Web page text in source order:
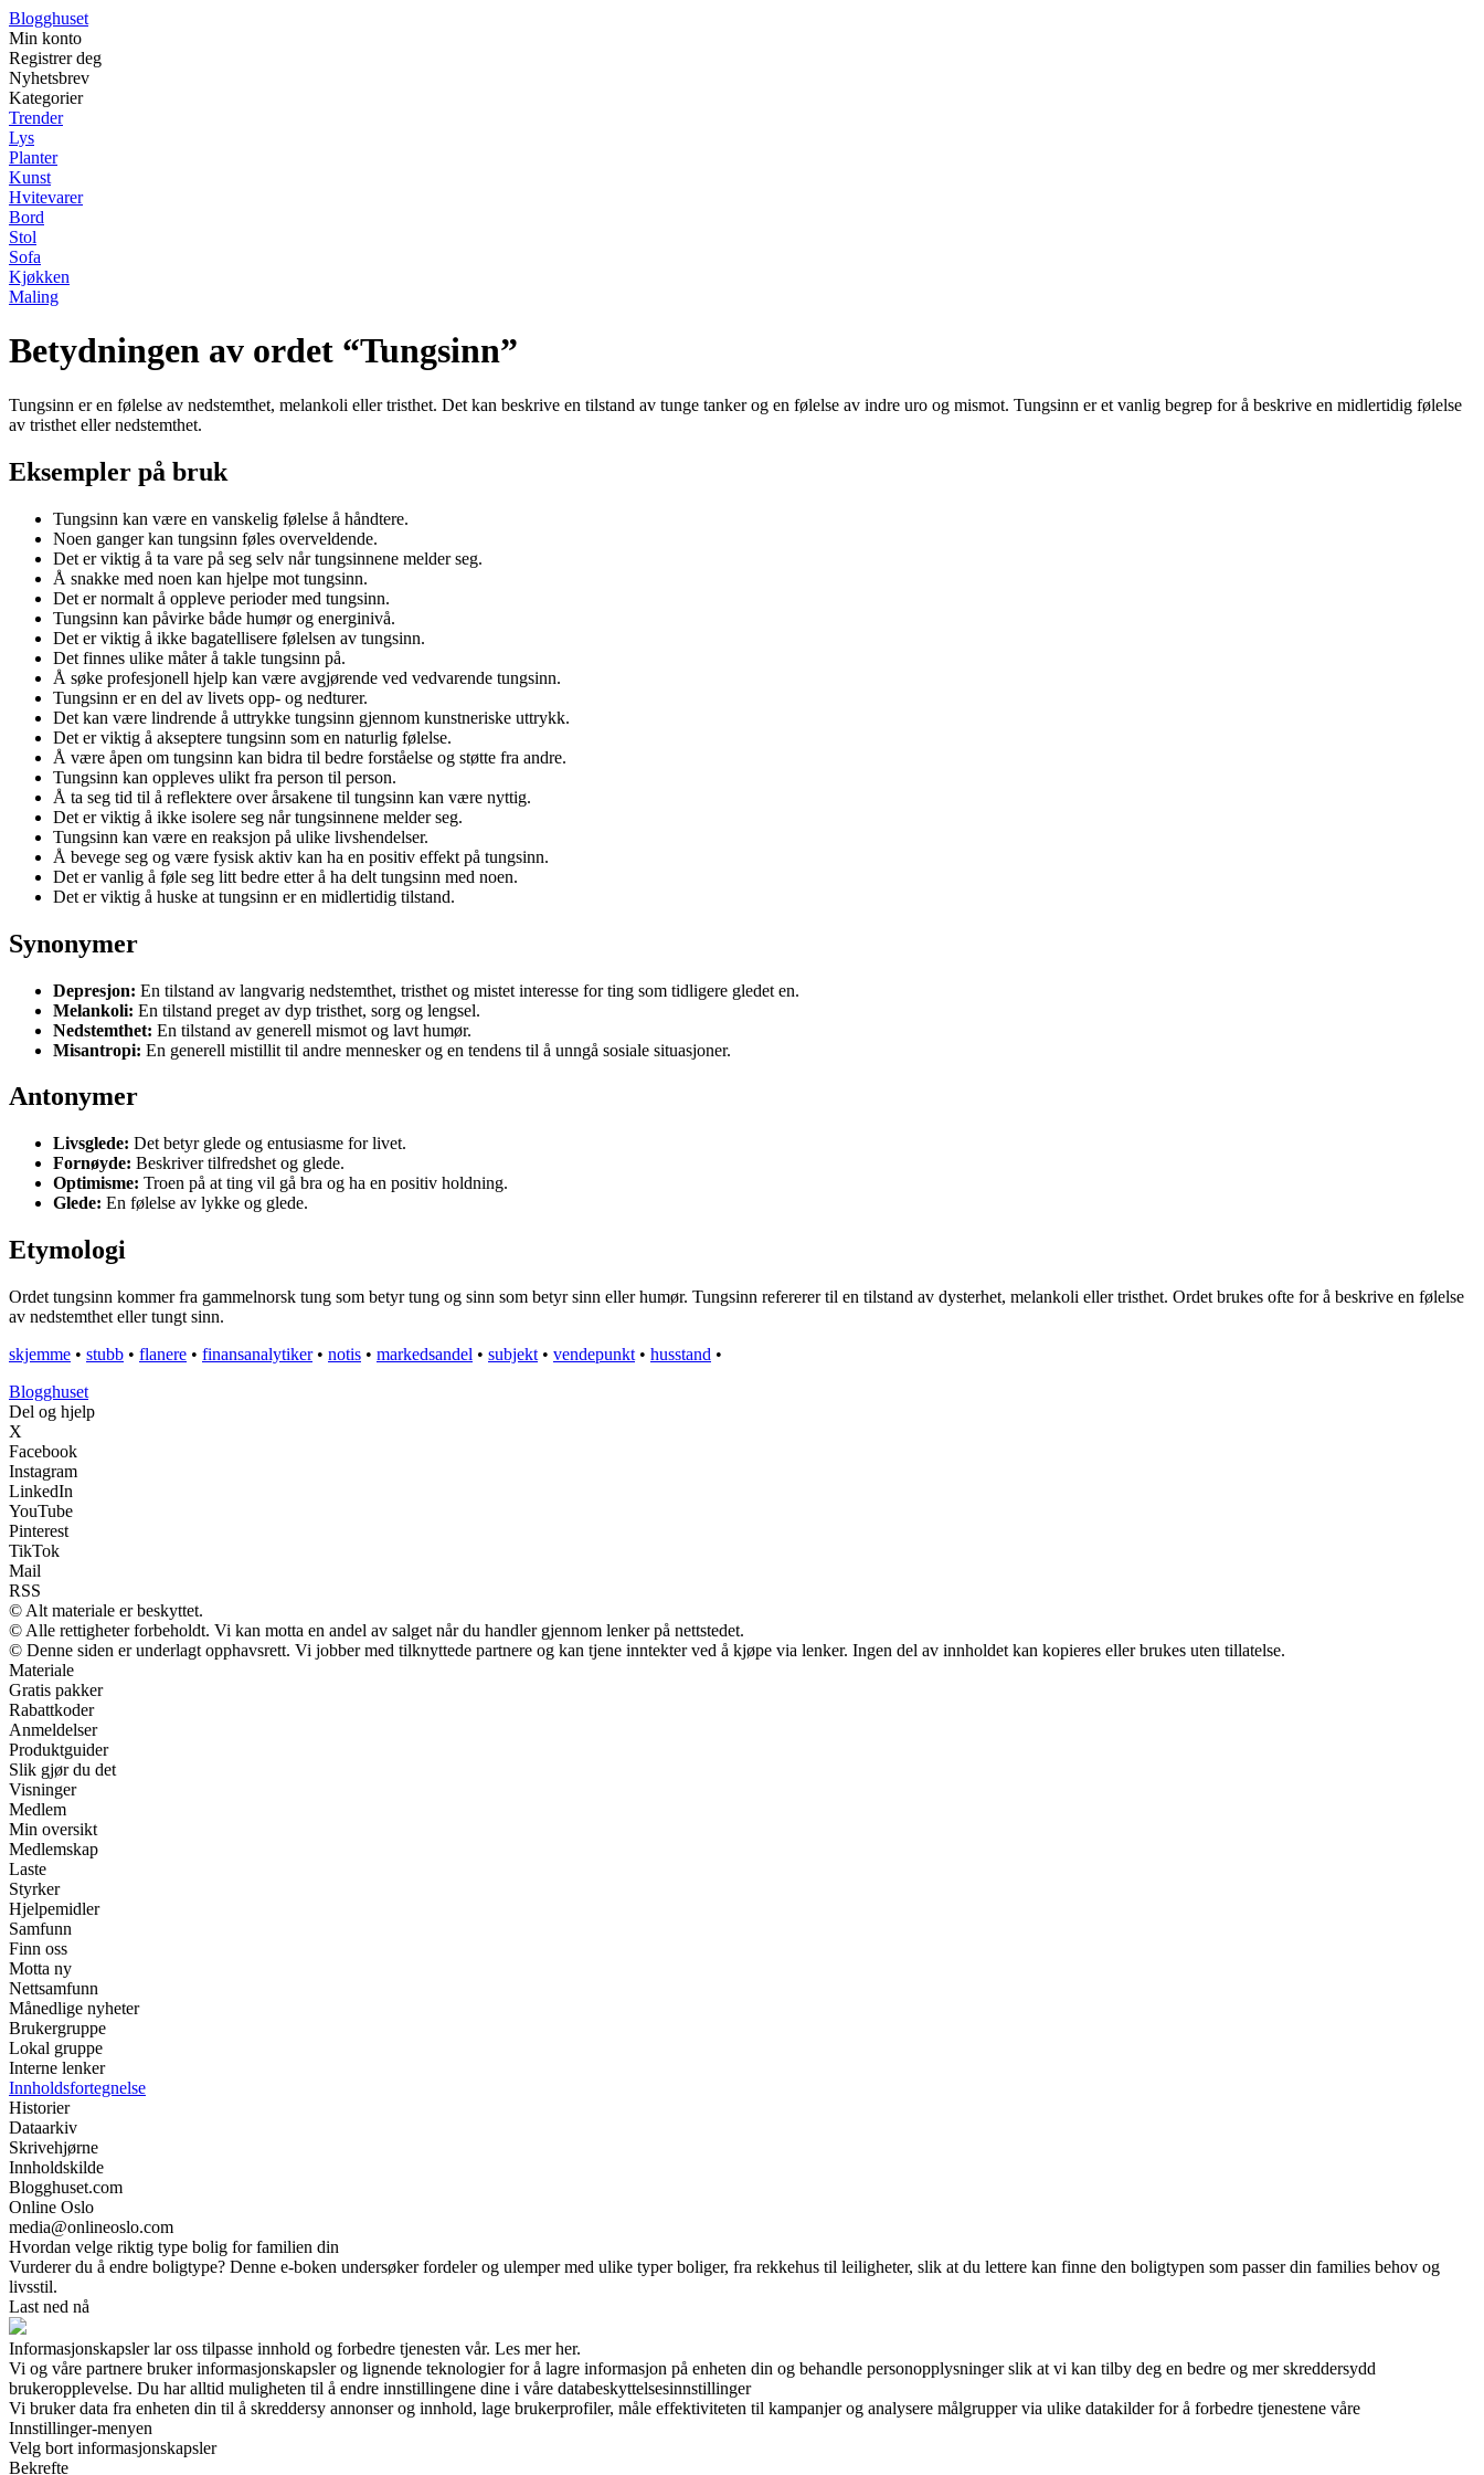
Blogghuset
Min konto
Registrer deg
Nyhetsbrev
Kategorier
Trender
Lys
Planter
Kunst
Hvitevarer
Bord
Stol
Sofa
Kjøkken
Maling
Betydningen av ordet “Tungsinn”
Tungsinn er en følelse av nedstemthet, melankoli eller tristhet. Det kan beskrive en tilstand av tunge tanker og en følelse av indre uro og mismot. Tungsinn er et vanlig begrep for å beskrive en midlertidig følelse
av tristhet eller nedstemthet.
Eksempler på bruk
Tungsinn kan være en vanskelig følelse å håndtere.
Noen ganger kan tungsinn føles overveldende.
Det er viktig å ta vare på seg selv når tungsinnene melder seg.
Å snakke med noen kan hjelpe mot tungsinn.
Det er normalt å oppleve perioder med tungsinn.
Tungsinn kan påvirke både humør og energinivå.
Det er viktig å ikke bagatellisere følelsen av tungsinn.
Det finnes ulike måter å takle tungsinn på.
Å søke profesjonell hjelp kan være avgjørende ved vedvarende tungsinn.
Tungsinn er en del av livets opp- og nedturer.
Det kan være lindrende å uttrykke tungsinn gjennom kunstneriske uttrykk.
Det er viktig å akseptere tungsinn som en naturlig følelse.
Å være åpen om tungsinn kan bidra til bedre forståelse og støtte fra andre.
Tungsinn kan oppleves ulikt fra person til person.
Å ta seg tid til å reflektere over årsakene til tungsinn kan være nyttig.
Det er viktig å ikke isolere seg når tungsinnene melder seg.
Tungsinn kan være en reaksjon på ulike livshendelser.
Å bevege seg og være fysisk aktiv kan ha en positiv effekt på tungsinn.
Det er vanlig å føle seg litt bedre etter å ha delt tungsinn med noen.
Det er viktig å huske at tungsinn er en midlertidig tilstand.
Synonymer
Depresjon: En tilstand av langvarig nedstemthet, tristhet og mistet interesse for ting som tidligere gledet en.
Melankoli: En tilstand preget av dyp tristhet, sorg og lengsel.
Nedstemthet: En tilstand av generell mismot og lavt humør.
Misantropi: En generell mistillit til andre mennesker og en tendens til å unngå sosiale situasjoner.
Antonymer
Livsglede: Det betyr glede og entusiasme for livet.
Fornøyde: Beskriver tilfredshet og glede.
Optimisme: Troen på at ting vil gå bra og ha en positiv holdning.
Glede: En følelse av lykke og glede.
Etymologi
Ordet tungsinn kommer fra gammelnorsk tung som betyr tung og sinn som betyr sinn eller humør. Tungsinn refererer til en tilstand av dysterhet, melankoli eller tristhet. Ordet brukes ofte for å beskrive en følelse
av nedstemthet eller tungt sinn.
skjemme • stubb • flanere • finansanalytiker• notis • markedsandel • subjekt • vendepunkt • husstand •
Blogghuset
Del og hjelp
X
Facebook
Instagram
LinkedIn
YouTube
Pinterest
TikTok
Mail
RSS
© Alt materiale er beskyttet.
© Alle rettigheter forbeholdt. Vi kan motta en andel av salget når du handler gjennom lenker på nettstedet.
© Denne siden er underlagt opphavsrett. Vi jobber med tilknyttede partnere og kan tjene inntekter ved å kjøpe via lenker. Ingen del av innholdet kan kopieres eller brukes uten tillatelse.
Materiale
Gratis pakker
Rabattkoder
Anmeldelser
Produktguider
Slik gjør du det
Visninger
Medlem
Min oversikt
Medlemskap
Laste
Styrker
Hjelpemidler
Samfunn
Finn oss
Motta ny
Nettsamfunn
Månedlige nyheter
Brukergruppe
Lokal gruppe
Interne lenker
Innholdsfortegnelse
Historier
Dataarkiv
Skrivehjørne
Innholdskilde
Blogghuset.com
Online Oslo
media@onlineoslo.com
Hvordan velge riktig type bolig for familien din
Vurderer du å endre boligtype? Denne e-boken undersøker fordeler og ulemper med ulike typer boliger, fra rekkehus til leiligheter, slik at du lettere kan finne den boligtypen som passer din families behov og
livsstil.
Last ned nå
Informasjonskapsler lar oss tilpasse innhold og forbedre tjenesten vår. Les mer her.
Vi og våre partnere bruker informasjonskapsler og lignende teknologier for å lagre informasjon på enheten din og behandle personopplysninger slik at vi kan tilby deg en bedre og mer skreddersydd
brukeropplevelse. Du har alltid muligheten til å endre innstillingene dine i våre databeskyttelsesinnstillinger
Vi bruker data fra enheten din til å skreddersy annonser og innhold, lage brukerprofiler, måle effektiviteten til kampanjer og analysere målgrupper via ulike datakilder for å forbedre tjenestene våre
Innstillinger-menyen
Velg bort informasjonskapsler
Bekrefte